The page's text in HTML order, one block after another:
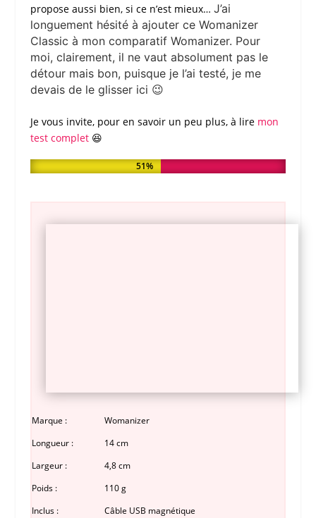
propose aussi bien, si ce n’est mieux… J’ai
longuement hésité à ajouter ce Womanizer
Classic à mon comparatif Womanizer. Pour
moi, clairement, il ne vaut absolument pas le
détour mais bon, puisque je l’ai testé, je me
devais de le glisser ici 😉
Je vous invite, pour en savoir un peu plus, à lire mon
test complet😆
51%
51%
Marque :
Womanizer
Longueur :
14 cm
Largeur :
4,8 cm
Poids :
110 g
Inclus :
Câble USB magnétique